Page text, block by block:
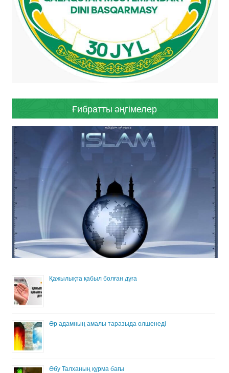
Ғибратты әңгімелер
Қажылықта қабыл болған дұға
Әр адамның амалы таразыда өлшенеді
Әбу Талханың құрма бағы